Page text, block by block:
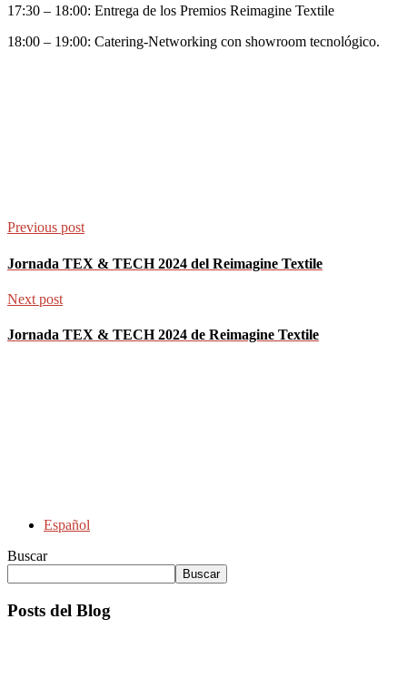
17:30 – 18:00: Entrega de los Premios Reimagine Textile
18:00 – 19:00: Catering-Networking con showroom tecnológico.
Previous post
Jornada TEX & TECH 2024 del Reimagine Textile
Next post
Jornada TEX & TECH 2024 de Reimagine Textile
Español
Buscar
Buscar
Posts del Blog